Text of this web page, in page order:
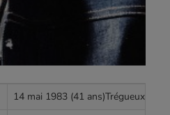
14 mai 1983 (41 ans)Trégueux,